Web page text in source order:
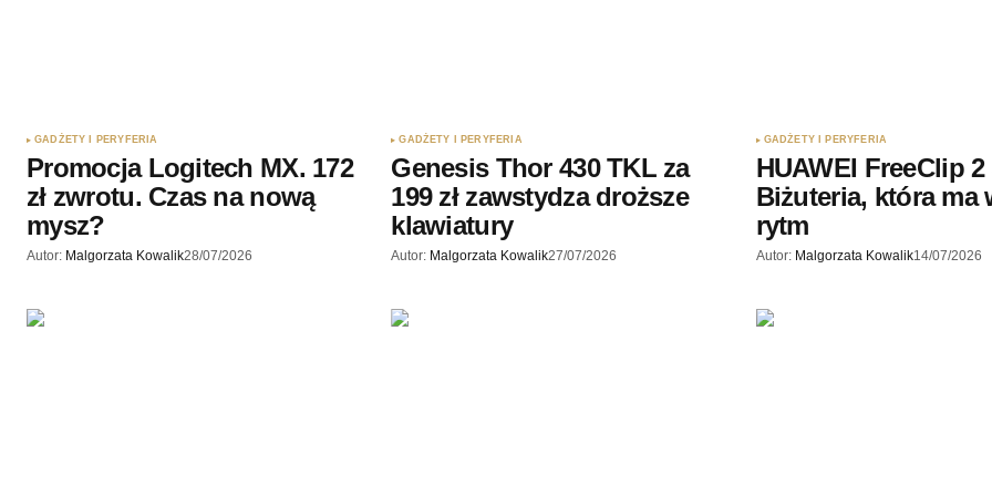
GADŻETY I PERYFERIA
Promocja Logitech MX. 172
zł zwrotu. Czas na nową
mysz?
Autor: Malgorzata Kowalik28/07/2026
GADŻETY I PERYFERIA
Genesis Thor 430 TKL za
199 zł zawstydza droższe
klawiatury
Autor: Malgorzata Kowalik27/07/2026
GADŻETY I PERYFERIA
HUAWEI FreeClip 2
Biżuteria, która ma
rytm
Autor: Malgorzata Kowalik14/07/2026